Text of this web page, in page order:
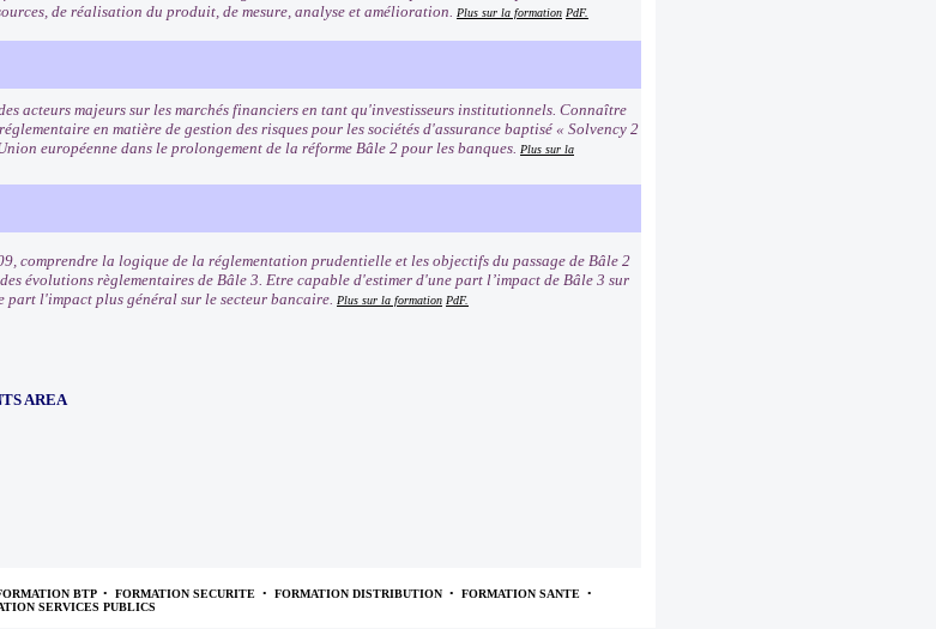
de réalisation du produit, de mesure, analyse et amélioration. Plus sur la formation PdF.
acteurs majeurs sur les marchés financiers en tant qu'investisseurs institutionnels. Connaître
en matière de gestion des risques pour les sociétés d'assurance baptisé « Solvency 2
européenne dans le prolongement de la réforme Bâle 2 pour les banques. Plus sur la
comprendre la logique de la réglementation prudentielle et les objectifs du passage de Bâle 2
évolutions règlementaires de Bâle 3. Etre capable d'estimer d'une part l’impact de Bâle 3 sur
part l'impact plus général sur le secteur bancaire. Plus sur la formation PdF.
AREA
BTP • FORMATION SECURITE • FORMATION DISTRIBUTION • FORMATION SANTE •
SERVICES PUBLICS